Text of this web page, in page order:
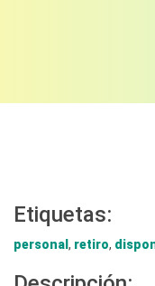
Etiquetas:
personal , retiro,